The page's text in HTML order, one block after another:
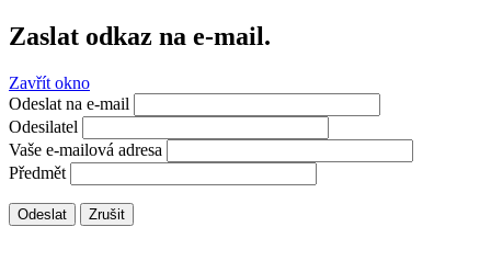
Zaslat odkaz na e-mail.
Zavřít okno
Odeslat na e-mail
Odesilatel
Vaše e-mailová adresa
Předmět
Odeslat Zrušit